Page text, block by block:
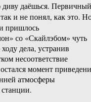
диву даёшься. Первичный
и не понял, как это.
пришлось
со «Скайлэбом» чуть
дела, устранив
несоответствие
момент
атмосферы